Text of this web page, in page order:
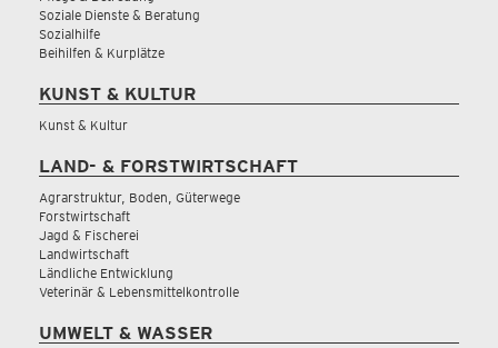
Soziale Dienste & Beratung
Sozialhilfe
Beihilfen & Kurplätze
KUNST & KULTUR
Kunst & Kultur
LAND- & FORSTWIRTSCHAFT
Agrarstruktur, Boden, Güterwege
Forstwirtschaft
Jagd & Fischerei
Landwirtschaft
Ländliche Entwicklung
Veterinär & Lebensmittelkontrolle
UMWELT & WASSER